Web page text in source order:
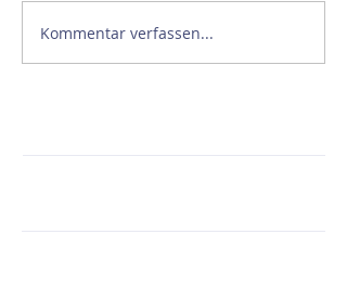
Kommentar verfassen...